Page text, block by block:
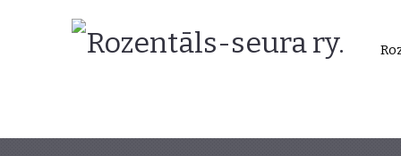
Rozentāls-
ry.